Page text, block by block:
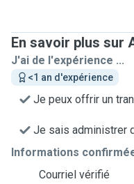
En savoir plus sur
J'ai de l'expérience ...
<1 an d'expérience
Je peux offrir un
Je sais administrer
Informations
Courriel vérifié